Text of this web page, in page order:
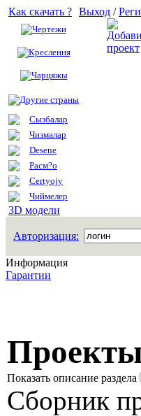
Как скачать ?
Чертежи
Креслення
Чарцяжы
Другие страны
Сызбалар
Чизмалар
Desene
Расм?о
Certyojy
Чиймелер
3D модели
Выход /
Авторизация:
Информация
Гарантии
Показать описание раздела
Сборник